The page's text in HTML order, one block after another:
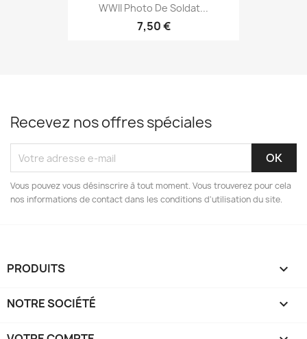
WWII Photo De Soldat...
7,50 €
Recevez nos offres spéciales
Vous pouvez vous désinscrire à tout moment. Vous trouverez pour cela
nos informations de contact dans les conditions d'utilisation du site.
PRODUITS 
NOTRE SOCIÉTÉ 